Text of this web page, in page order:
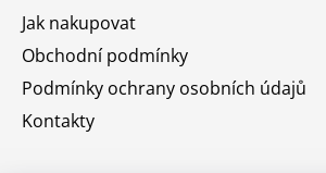
Jak nakupovat
Obchodní podmínky
Podmínky ochrany osobních údajů
Kontakty